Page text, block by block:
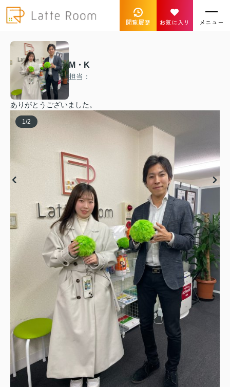
閲覧履歴 お気に入り メニュー
M・K
担当：
ありがとうございました。
1 /2